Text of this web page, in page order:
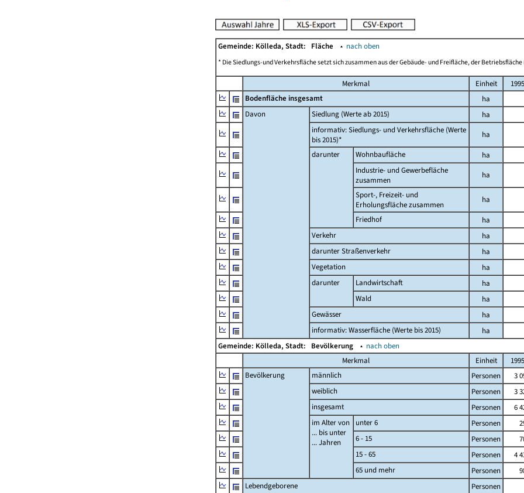
Gemeinde: Kölleda, Stadt: Fläche ▴ nach oben
* Die Siedlungs-und Verkehrsfläche setzt sich zusammen aus der Gebäude- und Freifläche, der
Merkmal Einheit 1995
Bodenfläche insgesamt
ha
Davon
Siedlung (Werte ab 2015)
ha
informativ: Siedlungs- und Verkehrsfläche (Werte
bis 2015)*
ha
darunter
Wohnbaufläche
ha
Industrie- und Gewerbefläche
zusammen
ha
Sport-, Freizeit- und
Erholungsfläche zusammen
ha
Friedhof
ha
Verkehr
ha
darunter Straßenverkehr
ha
Vegetation
ha
darunter
Landwirtschaft
ha
Wald
ha
Gewässer
ha
informativ: Wasserfläche (Werte bis 2015)
ha
Gemeinde: Kölleda, Stadt: Bevölkerung ▴ nach oben
Merkmal
Einheit 1995
Bevölkerung
männlich Personen 3
weiblich
Personen 3
insgesamt
Personen 6
im Alter von
... bis unter
... Jahren
unter 6 Personen
6 - 15
Personen
15 - 65
Personen 4
65 und mehr
Personen
Lebendgeborene
Personen